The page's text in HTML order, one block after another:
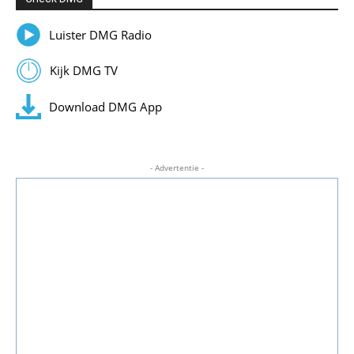
Luister DMG Radio
Kijk DMG TV
Download DMG App
- Advertentie -